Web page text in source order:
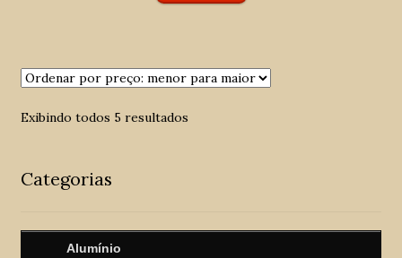
Exibindo todos 5 resultados
Categorias
Alumínio